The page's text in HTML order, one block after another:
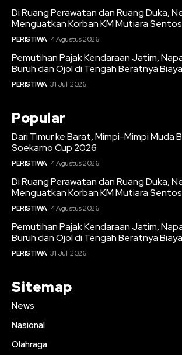
Di Ruang Perawatan dan Ruang Duka,
Menguatkan Korban KM Mutiara
PERISTIWA 4 Agustus 2026
Pemutihan Pajak Kendaraan Jatim,
Buruh dan Ojol di Tengah Beratnya
PERISTIWA 31 Juli 2026
Popular
Dari Timur ke Barat, Mimpi-Mimpi Muda
Soekarno Cup 2026
PERISTIWA 4 Agustus 2026
Di Ruang Perawatan dan Ruang Duka,
Menguatkan Korban KM Mutiara
PERISTIWA 4 Agustus 2026
Pemutihan Pajak Kendaraan Jatim,
Buruh dan Ojol di Tengah Beratnya
PERISTIWA 31 Juli 2026
Sitemap
News
Nasional
Olahraga